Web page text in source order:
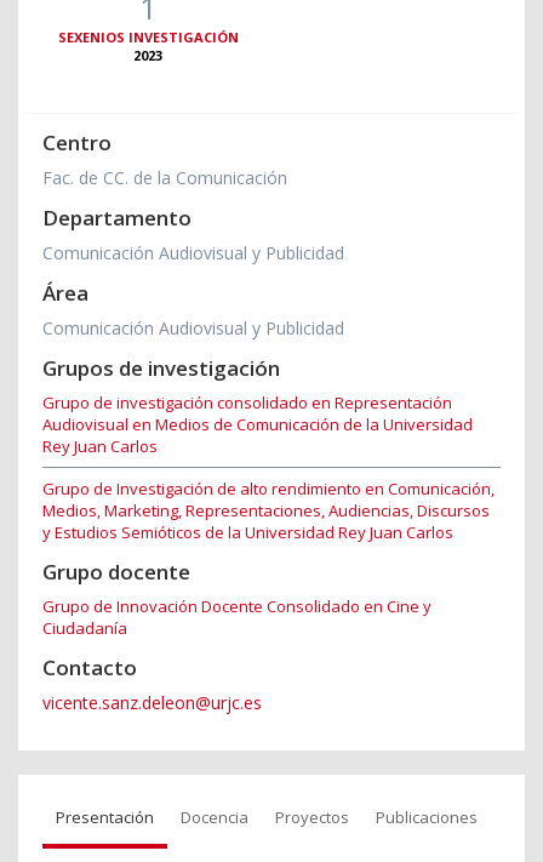
SEXENIOS INVESTIGACIÓN
2023
Centro
Fac. de CC. de la Comunicación
Departamento
Comunicación Audiovisual y Publicidad
Área
Comunicación Audiovisual y Publicidad
Grupos de investigación
Grupo de investigación consolidado en Representación
Audiovisual en Medios de Comunicación de la Universidad
Rey Juan Carlos
Grupo de Investigación de alto rendimiento en Comunicación,
Medios, Marketing, Representaciones, Audiencias, Discursos
y Estudios Semióticos de la Universidad Rey Juan Carlos
Grupo docente
Grupo de Innovación Docente Consolidado en Cine y
Ciudadanía
Contacto
vicente.sanz.deleon@urjc.es
Presentación Docencia Proyectos Publicaciones